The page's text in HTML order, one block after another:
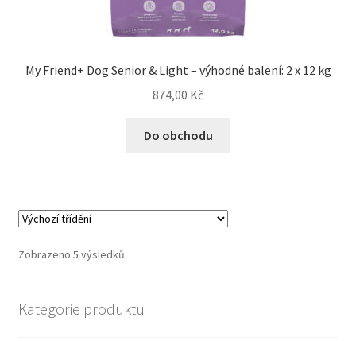
My Friend+ Dog Senior & Light – výhodné balení: 2 x 12 kg
874,00 Kč
Do obchodu
Zobrazeno 5 výsledků
Kategorie produktu